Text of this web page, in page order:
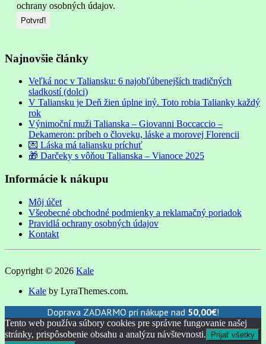
ochrany osobných údajov.
Najnovšie články
Veľká noc v Taliansku: 6 najobľúbenejších tradičných
sladkostí (dolci)
V Taliansku je Deň žien úplne iný. Toto robia Talianky každý
rok
Výnimoční muži Talianska – Giovanni Boccaccio –
Dekameron: príbeh o človeku, láske a morovej Florencii
💌 Láska má taliansku príchuť
🎁 Darčeky s vôňou Talianska – Vianoce 2025
Informácie k nákupu
Môj účet
Všeobecné obchodné podmienky a reklamačný poriadok
Pravidlá ochrany osobných údajov
Kontakt
Copyright © 2026 Kale
Kale by LyraThemes.com.
Doprava ZADARMO pri nákupe nad 50,00€!
Tento web používa súbory cookies pre správne fungovanie našej
stránky, prispôsobenie obsahu a analýzu návštevnosti.
Prijať všetky